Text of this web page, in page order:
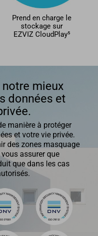
Prend en charge le
stockage sur
EZVIZ CloudPlay⁵
mieux
données et
manière à protéger
et votre vie privée.
des zones masquage
assurer que
que dans les cas